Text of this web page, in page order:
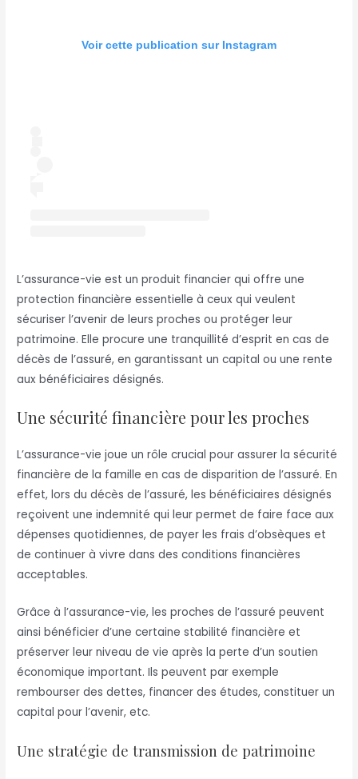
Voir cette publication sur Instagram
L’assurance-vie est un produit financier qui offre une
protection financière essentielle à ceux qui veulent
sécuriser l’avenir de leurs proches ou protéger leur
patrimoine. Elle procure une tranquillité d’esprit en cas de
décès de l’assuré, en garantissant un capital ou une rente
aux bénéficiaires désignés.
Une sécurité financière pour les proches
L’assurance-vie joue un rôle crucial pour assurer la sécurité
financière de la famille en cas de disparition de l’assuré. En
effet, lors du décès de l’assuré, les bénéficiaires désignés
reçoivent une indemnité qui leur permet de faire face aux
dépenses quotidiennes, de payer les frais d’obsèques et
de continuer à vivre dans des conditions financières
acceptables.
Grâce à l’assurance-vie, les proches de l’assuré peuvent
ainsi bénéficier d’une certaine stabilité financière et
préserver leur niveau de vie après la perte d’un soutien
économique important. Ils peuvent par exemple
rembourser des dettes, financer des études, constituer un
capital pour l’avenir, etc.
Une stratégie de transmission de patrimoine